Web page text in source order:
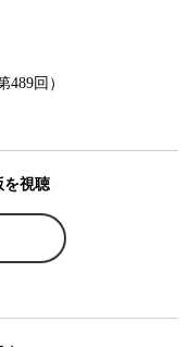
489回）
を視聴